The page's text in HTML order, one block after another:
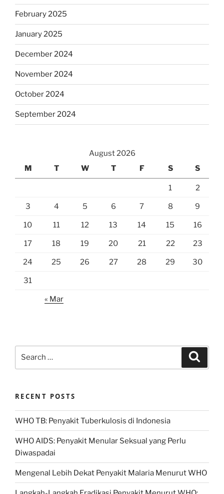
February 2025
January 2025
December 2024
November 2024
October 2024
September 2024
August 2026
M
T W T F S S
1 2
3 4 5 6 7 8 9
10 11 12 13 14 15 16
17 18 19 20 21 22 23
24 25 26 27 28 29 30
31
« Mar
RECENT POSTS
WHO TB: Penyakit Tuberkulosis di Indonesia
WHO AIDS: Penyakit Menular Seksual yang Perlu
Diwaspadai
Mengenal Lebih Dekat Penyakit Malaria Menurut WHO